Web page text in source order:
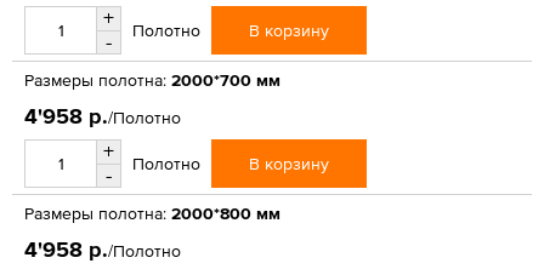
+
-
Полотно В корзину
Размеры полотна: 2000*700 мм
4'958 р./Полотно
+
-
Полотно В корзину
Размеры полотна: 2000*800 мм
4'958 р./Полотно